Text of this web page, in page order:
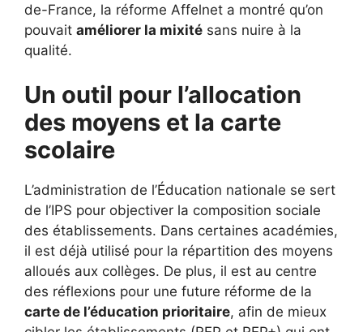
de-France, la réforme Affelnet a montré qu’on
pouvait améliorer la mixité sans nuire à la
qualité.
Un outil pour l’allocation
des moyens et la carte
scolaire
L’administration de l’Éducation nationale se sert
de l’IPS pour objectiver la composition sociale
des établissements. Dans certaines académies,
il est déjà utilisé pour la répartition des moyens
alloués aux collèges. De plus, il est au centre
des réflexions pour une future réforme de la
carte de l’éducation prioritaire, afin de mieux